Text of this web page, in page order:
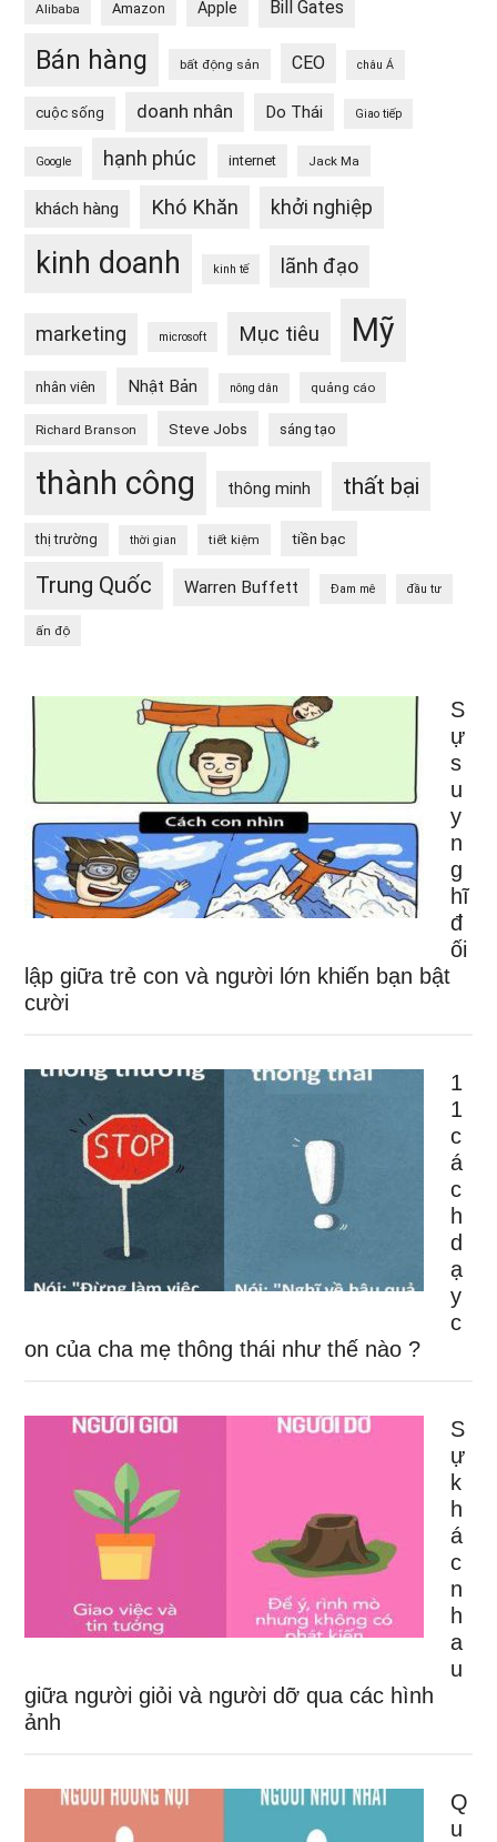
Alibaba Amazon Apple Bill Gates
Bán hàng bất động sản CEO châu Á
cuộc sống doanh nhân Do Thái Giao tiếp
Google hạnh phúc internet Jack Ma
khách hàng Khó Khăn khởi nghiệp
kinh doanh kinh tế lãnh đạo
marketing microsoft Mục tiêu Mỹ
nhân viên Nhật Bản nông dân quảng cáo
Richard Branson Steve Jobs sáng tạo
thành công thông minh thất bại
thị trường thời gian tiết kiệm tiền bạc
Trung Quốc Warren Buffett Đam mê đầu tư
ấn độ
S
ự
s
u
y
n
g
hĩ
đ
ối
lập giữa trẻ con và người lớn khiến bạn bật
cười
1
1
c
á
c
h
d
ạ
y
c
on của cha mẹ thông thái như thế nào ?
S
ự
k
h
á
c
n
h
a
u
giữa người giỏi và người dỡ qua các hình
ảnh
Q
u